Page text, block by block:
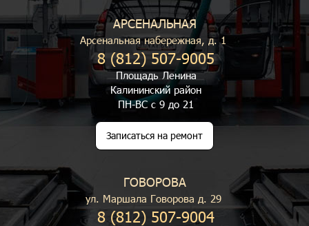
АРСЕНАЛЬНАЯ
Арсенальная набережная, д. 1
8 (812) 507-9005
Площадь Ленина
Калининский район
ПН-ВС с 9 до 21
Записаться на ремонт
ГОВОРОВА
ул. Маршала Говорова д. 29
8 (812) 507-9004